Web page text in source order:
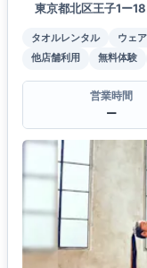
東京都北区王子1ー
タオルレンタル ウェ
他店舗利用
無料体験
営業時間
ー